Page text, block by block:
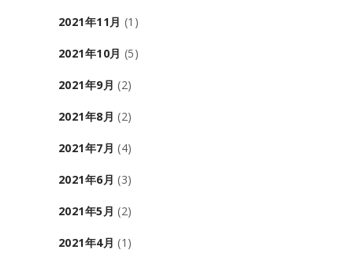
2021年11月 (1)
2021年10月 (5)
2021年9月 (2)
2021年8月 (2)
2021年7月 (4)
2021年6月 (3)
2021年5月 (2)
2021年4月 (1)